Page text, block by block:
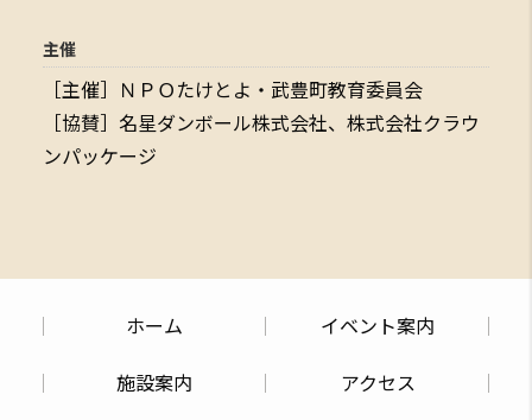
主催
［主催］ＮＰＯたけとよ・武豊町教育委員会
［協賛］名星ダンボール株式会社、株式会社クラウ
ンパッケージ
ホーム イベント案内
施設案内 アクセス